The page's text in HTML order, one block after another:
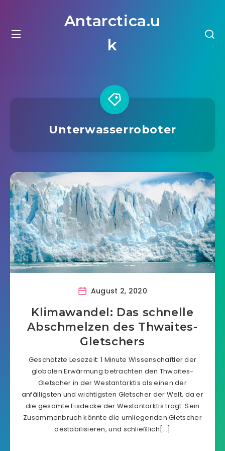
Antarctica.u
k
Unterwasserroboter
August 2, 2020
Klimawandel: Das schnelle
Abschmelzen des Thwaites-
Gletschers
Geschätzte Lesezeit: 1 Minute Wissenschaftler der
globalen Erwärmung betrachten den Thwaites-
Gletscher in der Westantarktis als einen der
anfälligsten und wichtigsten Gletscher der Welt, da er
die gesamte Eisdecke der Westantarktis trägt. Sein
Zusammenbruch könnte die umliegenden Gletscher
destabilisieren, und schließlich[…]